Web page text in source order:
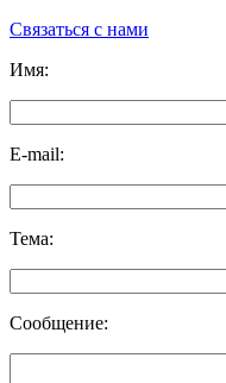
Связаться с нами
Имя:
E-mail:
Тема:
Сообщение: